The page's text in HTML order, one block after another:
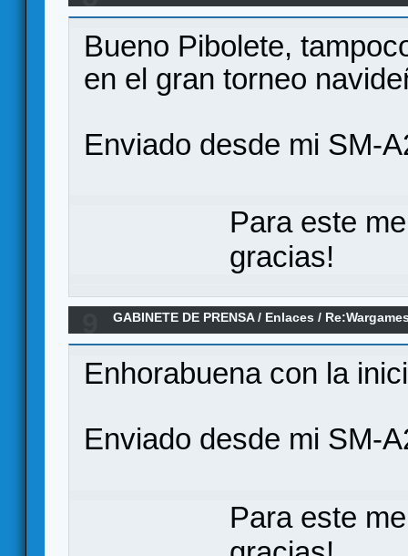
ANILLO/ 3ª Ronda
Bueno Pibolete,
en el gran torneo
Enviado desde mi SM-
Para este
gracias!
GABINETE DE PRENSA/ Enlaces /
Sígannos los buenos!
Enhorabuena con la
Enviado desde mi SM-
Para este